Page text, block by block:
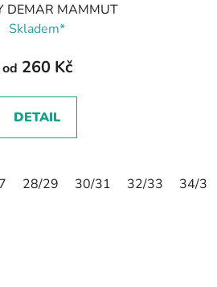
DEMAR MAMMUT
Skladem*
od 260 Kč
DETAIL
28/29 30/31 32/33 34/35